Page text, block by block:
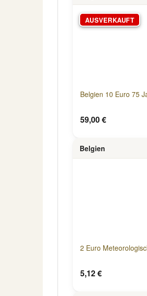
AUSVERKAUFT
Belgien 10 Euro 75
59,00 €
Belgien
2 Euro
5,12 €